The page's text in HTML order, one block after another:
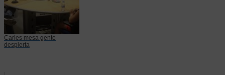
Carles mesa gente
despierta